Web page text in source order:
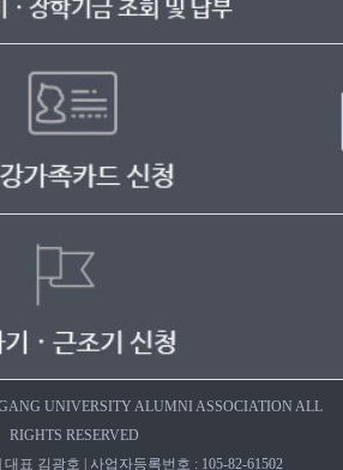
UNIVERSITY ALUMNI ASSOCIATION ALL
RIGHTS RESERVED
표 김광호 | 사업자등록번호 : 105-82-61502